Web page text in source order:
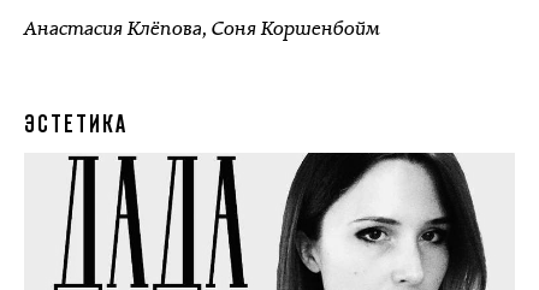
Анастасия Клёпова, Соня Коршенбойм
ЭСТЕТИКА